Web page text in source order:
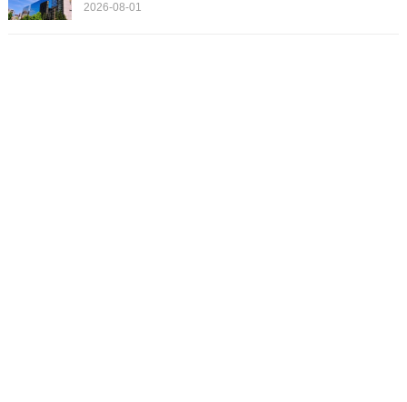
2026-08-01